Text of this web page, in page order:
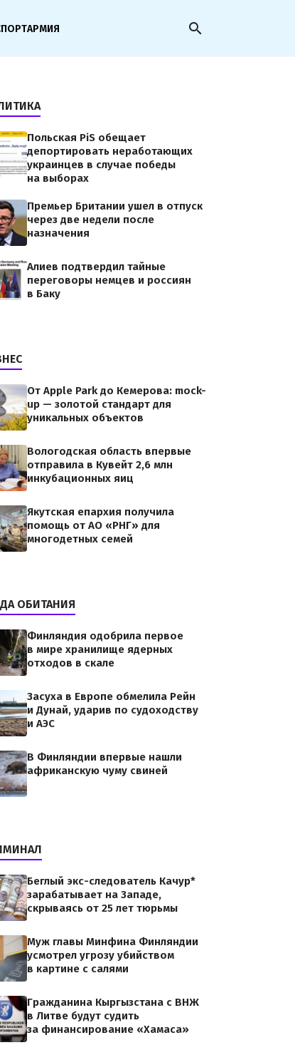
АРМИЯ search
границу с РФ
Польская PiS обещает
депортировать неработающих
украинцев в случае победы
на выборах
Премьер Британии ушел в отпуск
через две недели после
назначения
Алиев подтвердил тайные
переговоры немцев и россиян
в Баку
От Apple Park до Кемерова: mock-
up — золотой стандарт для
уникальных объектов
Вологодская область впервые
отправила в Кувейт 2,6 млн
инкубационных яиц
Якутская епархия получила
помощь от АО «РНГ» для
многодетных семей
ОБИТАНИЯ
Финляндия одобрила первое
в мире хранилище ядерных
отходов в скале
Засуха в Европе обмелила Рейн
и Дунай, ударив по судоходству
и АЭС
В Финляндии впервые нашли
африканскую чуму свиней
Беглый экс-следователь Качур*
зарабатывает на Западе,
скрываясь от 25 лет тюрьмы
Муж главы Минфина Финляндии
усмотрел угрозу убийством
в картине с салями
Гражданина Кыргызстана с ВНЖ
в Литве будут судить
за финансирование «Хамаса»